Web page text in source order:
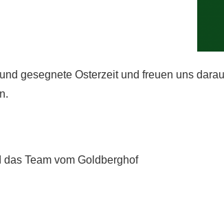
gesegnete Osterzeit und freuen uns
Team vom Goldberghof